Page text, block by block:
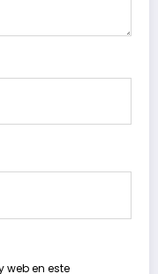
web en este